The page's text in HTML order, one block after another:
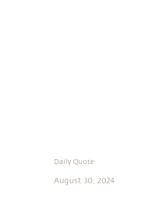
Daily Quote
August 30, 2024